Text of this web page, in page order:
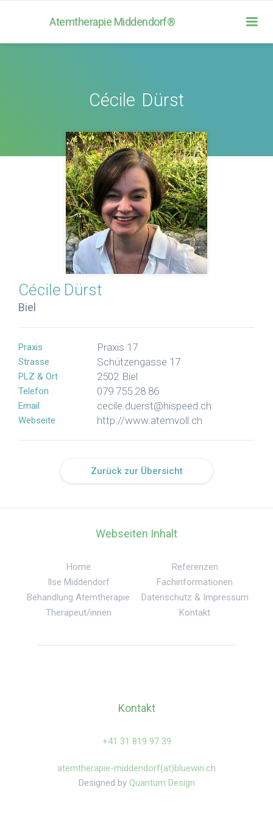
Atemtherapie Middendorf®
Cécile Dürst
Cécile Dürst
Biel
Praxis Praxis 17
Strasse Schützengasse 17
PLZ & Ort 2502 Biel
Telefon 079 755 28 86
Email cecile.duerst@hispeed.ch
Webseite http://www.atemvoll.ch
Zurück zur Übersicht
Webseiten Inhalt
Home
Ilse Middendorf
Behandlung Atemtherapie
Therapeut/innen
Referenzen
Fachinformationen
Datenschutz & Impressum
Kontakt
Kontakt
‍+41 31 819 97 39
atemtherapie-middendorf(at)bluewin.ch
Designed by Quantum Design